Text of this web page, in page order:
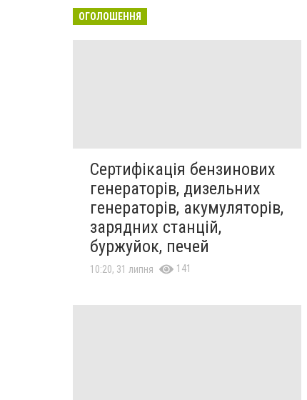
ОГОЛОШЕННЯ
Сертифікація бензинових
генераторів, дизельних
генераторів, акумуляторів,
зарядних станцій,
буржуйок, печей
10:20, 31 липня 141